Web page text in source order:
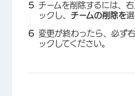
チームを削除するには、
ックし、 チームの削除を選
変更が終わったら、必ず
ックしてください。